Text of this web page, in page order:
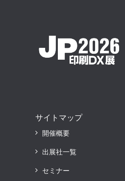
サイトマップ
開催概要
出展社一覧
セミナー